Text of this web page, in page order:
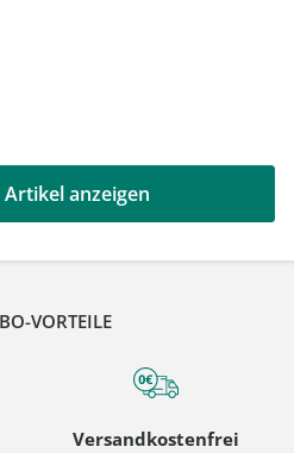
anzeigen
VORTEILE
Versandkostenfrei